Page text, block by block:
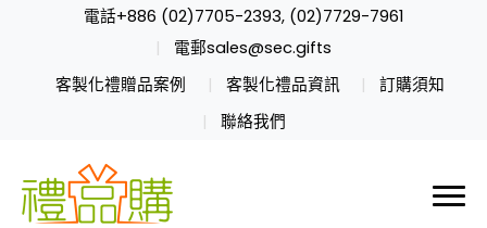
電話+886 (02)7705-2393, (02)7729-7961
電郵sales@sec.gifts
客製化禮贈品案例
客製化禮品資訊
訂購須知
聯絡我們